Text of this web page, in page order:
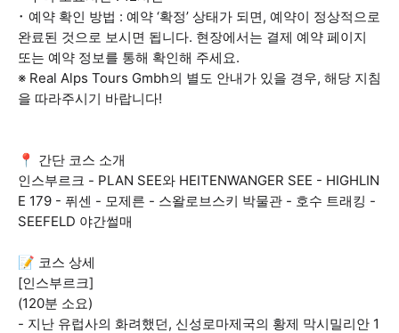
･ 예약 확인 방법 : 예약 ‘확정’ 상태가 되면, 예약이 정상적으로
완료된 것으로 보시면 됩니다. 현장에서는 결제 예약 페이지
또는 예약 정보를 통해 확인해 주세요.
※ Real Alps Tours Gmbh의 별도 안내가 있을 경우, 해당 지침
을 따라주시기 바랍니다!
📍 간단 코스 소개
인스부르크 - PLAN SEE와 HEITENWANGER SEE - HIGHLIN
E 179 - 퓌센 - 모제른 - 스왈로브스키 박물관 - 호수 트래킹 -
SEEFELD 야간썰매
📝 코스 상세
[인스부르크]
(120분 소요)
- 지난 유럽사의 화려했던, 신성로마제국의 황제 막시밀리안 1